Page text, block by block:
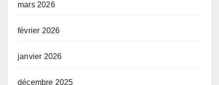
mars 2026
février 2026
janvier 2026
décembre 2025